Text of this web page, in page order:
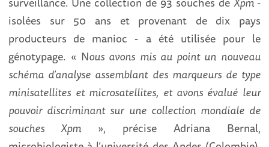
isolées sur 50 ans et provenant de dix pays
producteurs de manioc - a été utilisée pour le
génotypage. « Nous avons mis au point un nouveau
schéma d’analyse assemblant des marqueurs de type
minisatellites et microsatellites, et avons évalué leur
pouvoir discriminant sur une collection mondiale de
souches Xpm », précise Adriana Bernal,